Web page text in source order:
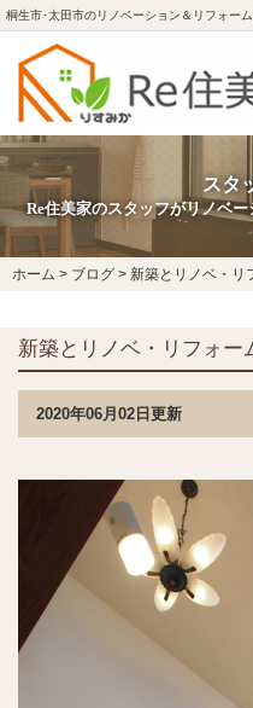
桐生市･太田市のリノベーション＆リフォー
スタ
Re住美家のスタッフがリノベ
ホーム > ブログ > 新築とリノベ・リ
新築とリノベ・リフォー
2020年06月02日更新